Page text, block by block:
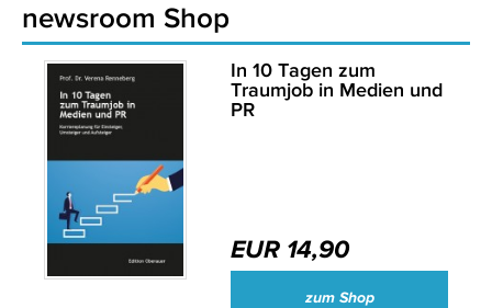
newsroom Shop
In 10 Tagen zum
Traumjob in Medien und
PR
EUR 14,90
zum Shop